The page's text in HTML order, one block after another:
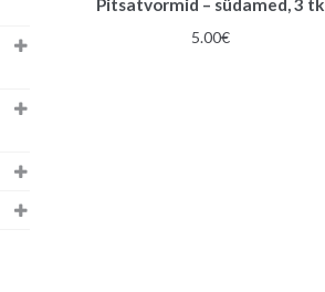
Pitsatvormid – südamed, 3 tk
5.00€